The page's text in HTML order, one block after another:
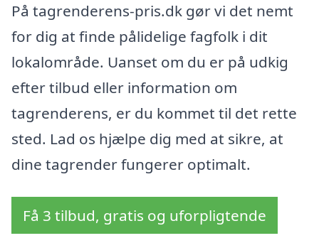
På tagrenderens-pris.dk gør vi det nemt
for dig at finde pålidelige fagfolk i dit
lokalområde. Uanset om du er på udkig
efter tilbud eller information om
tagrenderens, er du kommet til det rette
sted. Lad os hjælpe dig med at sikre, at
dine tagrender fungerer optimalt.
Få 3 tilbud, gratis og uforpligtende